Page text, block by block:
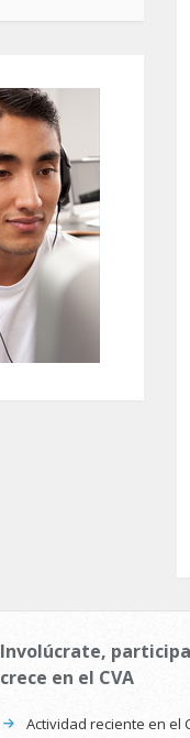
Involúcrate,
crece en el CVA
Actividad reciente en el